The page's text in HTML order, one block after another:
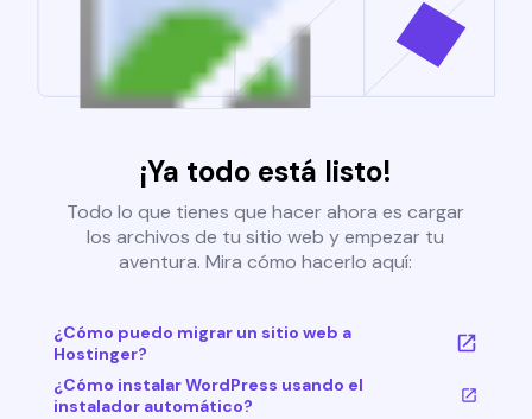
¡Ya todo está listo!
Todo lo que tienes que hacer ahora es cargar
los archivos de tu sitio web y empezar tu
aventura. Mira cómo hacerlo aquí:
¿Cómo puedo migrar un sitio web a
Hostinger?
¿Cómo instalar WordPress usando el
instalador automático?